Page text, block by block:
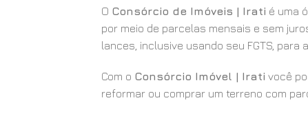
O Consórcio de Imóveis | Irati é uma
por meio de parcelas mensais e sem
lances, inclusive usando seu FGTS,
Com o Consórcio Imóvel | Irati você
reformar ou comprar um terreno com